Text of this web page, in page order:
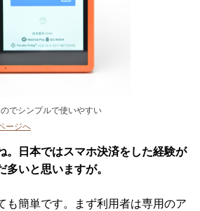
でシンプルで使いやすい
ージへ
日本ではスマホ決済をした経験が
いと思いますが。
も簡単です。まず利用者は専用のア